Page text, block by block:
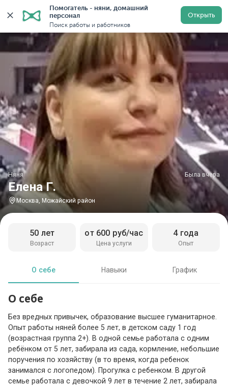
Помогатель - няни, домашний
персонал
Поиск работы и работников
Открыть
Главная Няни Няни в Москве Няни в Можайском
Елена Г.
Няня Была вчера
Москва, Можайский район
Возраст
50 лет
Цена услуги
от 600 руб/час
Опыт
4 года
О себе Навыки График
О себе
Без вредных привычек, образование высшее гуманитарное.
Опыт работы няней более 5 лет, в детском саду 1 год
(возрастная группа 2+). В одной семье работала с одним
ребёнком от 5 лет, забирала из сада, кормление, небольшие
поручения по хозяйству (в то время, когда ребенок
занимался с логопедом). Прогулка с ребенком. В другой
семье работала с девочкой 9 лет в течение 2 лет, забирала